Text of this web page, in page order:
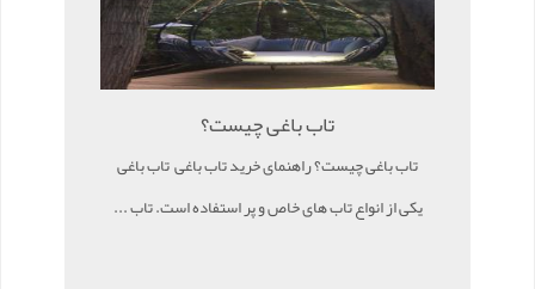
تاب باغی چیست؟
تاب باغی چیست؟ راهنمای خرید تاب باغی تاب باغی
یکی از انواع تاب های خاص و پر استفاده است. تاب ...